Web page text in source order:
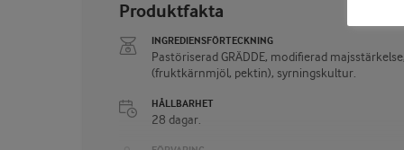
Produktfakta
INGREDIENSFÖRTECKNING
Pastöriserad GRÄDDE, modifierad
(fruktkärnmjöl, pektin), syrningskultur.
HÅLLBARHET
28 dagar.